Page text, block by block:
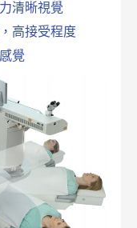
清晰視覺
高接受程度
覺